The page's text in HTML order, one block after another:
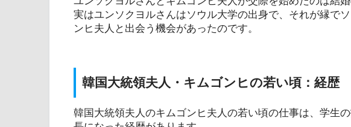
実はユンソクヨルさんはソウル大学の出身で、それが縁で
ンヒ夫人と出会う機会があったのです。
韓国大統領夫人・キムゴンヒの若い頃：経歴
韓国大統領夫人のキムゴンヒ夫人の若い頃の仕事は、学生